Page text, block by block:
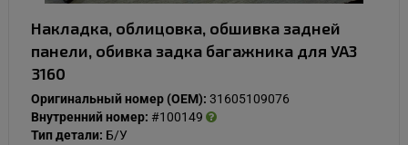
Накладка, облицовка, обшивка задней
панели, обивка задка багажника для УАЗ
3160
Оригинальный номер (OEM): 31605109076
Внутренний номер: #100149
Тип детали: Б/У